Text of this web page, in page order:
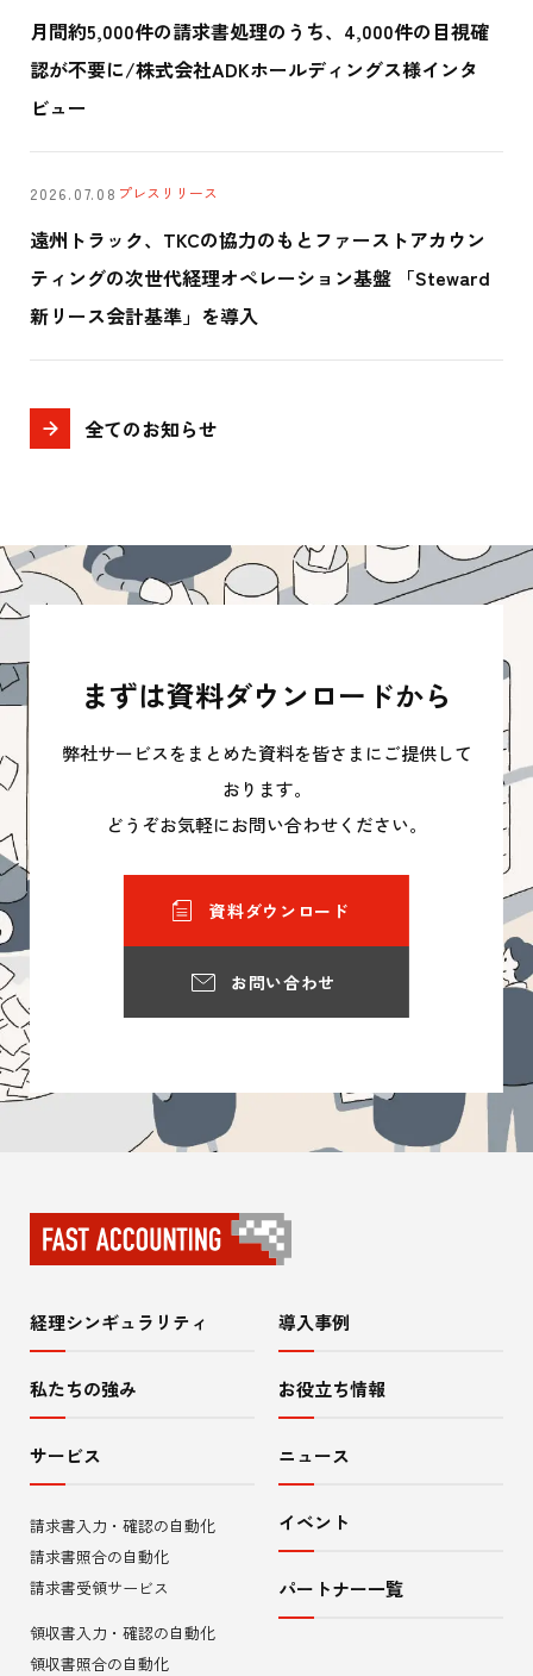
月間約5,000件の請求書処理のうち、4,000件の目視確
認が不要に/株式会社ADKホールディングス様インタ
ビュー
2026.07.08 プレスリリース
遠州トラック、TKCの協力のもとファーストアカウン
ティングの次世代経理オペレーション基盤 「Steward
新リース会計基準」を導入
全てのお知らせ
まずは資料ダウンロードから
弊社サービスをまとめた資料を皆さまにご提供して
おります。
どうぞお気軽にお問い合わせください。
お問い合わせ
資料ダウンロード
サ
イ
内
メ
ニ
ュ
経理シンギュラリティ
私たちの強み
サービス
請求書入力・確認の自動化
請求書照合の自動化
請求書受領サービス
領収書入力・確認の自動化
領収書照合の自動化
導入事例
お役立ち情報
ニュース
イベント
パートナー一覧